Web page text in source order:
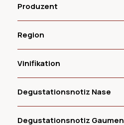
Produzent
Region
Vinifikation
Degustationsnotiz Nase
Degustationsnotiz Gaumen